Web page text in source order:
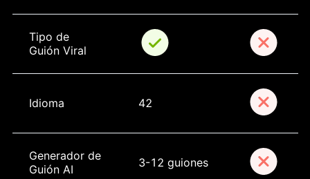
Tipo de
Guión Viral
Idioma 42
Generador de
Guión AI
3-12 guiones